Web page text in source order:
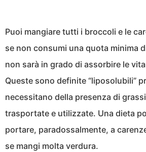
Puoi mangiare tutti i broccoli e le
se non consumi una quota minima
non sarà in grado di assorbire le
Queste sono definite “liposolubili”
necessitano della presenza di
trasportate e utilizzate. Una dieta
portare, paradossalmente, a
se mangi molta verdura.